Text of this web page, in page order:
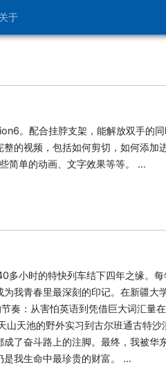
关于
。配合挂脖支架，能解放双手的
的视频，包括如何剪切，如何添加
简单的动画、文字效果等等。 …
多小时的特快列车结下四年之缘。每
我青春里最深刻的印记。在新疆大
奏：从害怕英语到凭借巨大词汇量
山天池的野外实习到古尔班通古特沙
了奋斗路上的注脚。最终，我被华
是我生命中最珍贵的财富。 …